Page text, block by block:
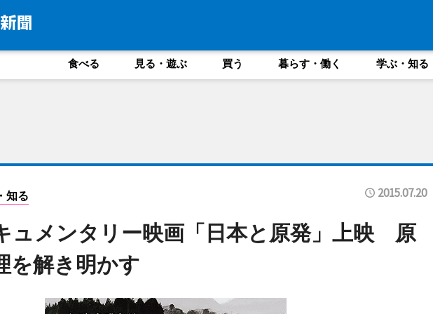
食べる 見る・遊ぶ 買う 暮らす・働く 学ぶ・知る
知る 2015.07.20
ュメンタリー映画「日本と原発」上映 原
を解き明かす